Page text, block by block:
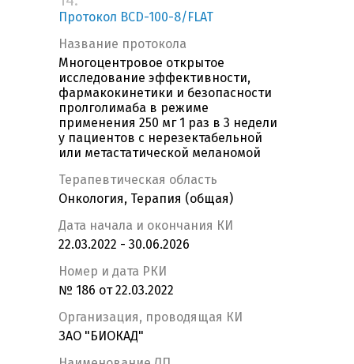
Протокол BCD-100-8/FLAT
Название протокола
Многоцентровое открытое
исследование эффективности,
фармакокинетики и безопасности
пролголимаба в режиме
применения 250 мг 1 раз в 3 недели
у пациентов с нерезектабельной
или метастатической меланомой
Терапевтическая область
Онкология, Терапия (общая)
Дата начала и окончания КИ
22.03.2022 - 30.06.2026
Номер и дата РКИ
№ 186 от 22.03.2022
Организация, проводящая КИ
ЗАО "БИОКАД"